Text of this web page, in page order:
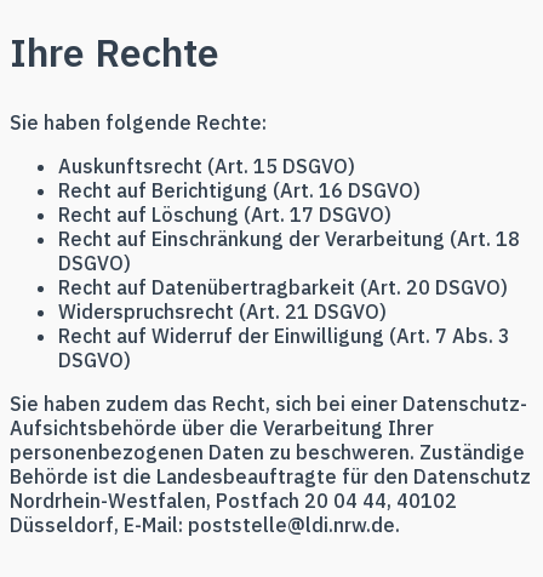
Ihre Rechte
Sie haben folgende Rechte:
Auskunftsrecht (Art. 15 DSGVO)
Recht auf Berichtigung (Art. 16 DSGVO)
Recht auf Löschung (Art. 17 DSGVO)
Recht auf Einschränkung der Verarbeitung (Art. 18
DSGVO)
Recht auf Datenübertragbarkeit (Art. 20 DSGVO)
Widerspruchsrecht (Art. 21 DSGVO)
Recht auf Widerruf der Einwilligung (Art. 7 Abs. 3
DSGVO)
Sie haben zudem das Recht, sich bei einer Datenschutz-
Aufsichtsbehörde über die Verarbeitung Ihrer
personenbezogenen Daten zu beschweren. Zuständige
Behörde ist die Landesbeauftragte für den Datenschutz
Nordrhein-Westfalen, Postfach 20 04 44, 40102
Düsseldorf, E-Mail: poststelle@ldi.nrw.de.